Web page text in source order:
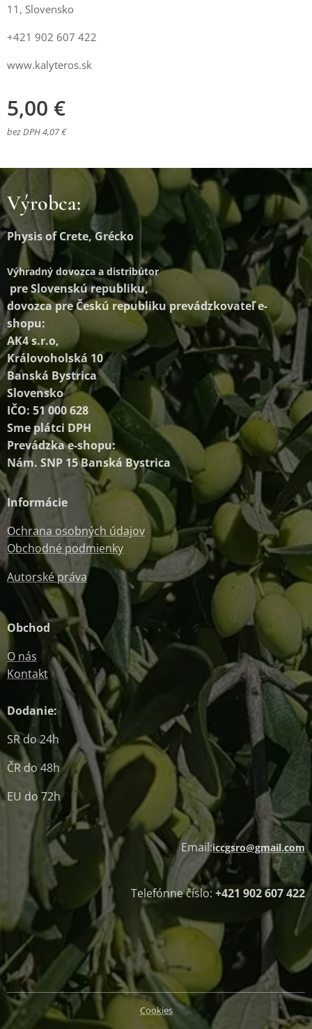
11, Slovensko
+421 902 607 422
www.kalyteros.sk
5,00 €
bez DPH 4,07 €
Výrobca:
Physis of Crete, Grécko
Výhradný dovozca a distribútor
pre Slovenskú republiku,
dovozca pre Českú republiku prevádzkovateľ e-
shopu:
AK4 s.r.o,
Královoholská 10
Banská Bystrica
Slovensko
IČO: 51 000 628
Sme plátci DPH
Prevádzka e-shopu:
Nám. SNP 15 Banská Bystrica
Informácie
Ochrana osobných údajov
Obchodné podmienky
Autorské práva
Obchod
O nás
Kontakt
Dodanie:
SR do 24h
ČR do 48h
EU do 72h
Email:iccgsro@gmail.com
Telefónne číslo: +421 902 607 422
Cookies